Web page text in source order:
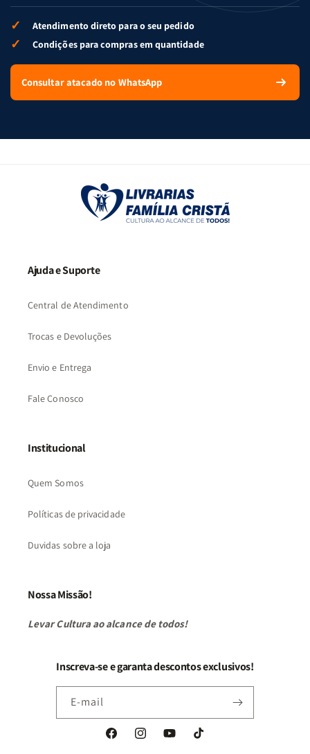
✓ Atendimento direto para o seu pedido
✓ Condições para compras em quantidade
Consultar atacado no WhatsApp
Ajuda e Suporte
Central de Atendimento
Trocas e Devoluções
Envio e Entrega
Fale Conosco
Institucional
Quem Somos
Políticas de privacidade
Duvidas sobre a loja
Nossa Missão!
Levar Cultura ao alcance de todos!
Inscreva-se e garanta descontos exclusivos!
E-mail
FacebookInstagramYouTubeTikTok